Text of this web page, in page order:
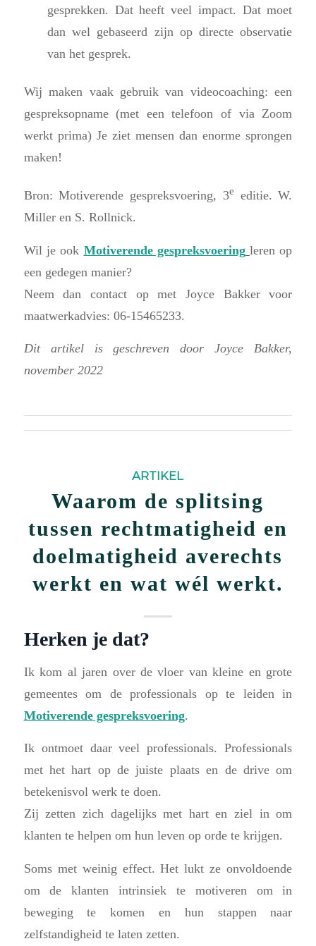
gesprekken. Dat heeft veel impact. Dat moet
dan wel gebaseerd zijn op directe observatie
van het gesprek.
Wij maken vaak gebruik van videocoaching: een
gespreksopname (met een telefoon of via Zoom
werkt prima) Je ziet mensen dan enorme sprongen
maken!
Bron: Motiverende gespreksvoering, 3e editie. W.
Miller en S. Rollnick.
Wil je ook Motiverende gespreksvoering leren op
een gedegen manier?
Neem dan contact op met Joyce Bakker voor
maatwerkadvies: 06-15465233.
Dit artikel is geschreven door Joyce Bakker,
november 2022
ARTIKEL
Waarom de splitsing
tussen rechtmatigheid en
doelmatigheid averechts
werkt en wat wél werkt.
Herken je dat?
Ik kom al jaren over de vloer van kleine en grote
gemeentes om de professionals op te leiden in
Motiverende gespreksvoering.
Ik ontmoet daar veel professionals. Professionals
met het hart op de juiste plaats en de drive om
betekenisvol werk te doen.
Zij zetten zich dagelijks met hart en ziel in om
klanten te helpen om hun leven op orde te krijgen.
Soms met weinig effect. Het lukt ze onvoldoende
om de klanten intrinsiek te motiveren om in
beweging te komen en hun stappen naar
zelfstandigheid te laten zetten.